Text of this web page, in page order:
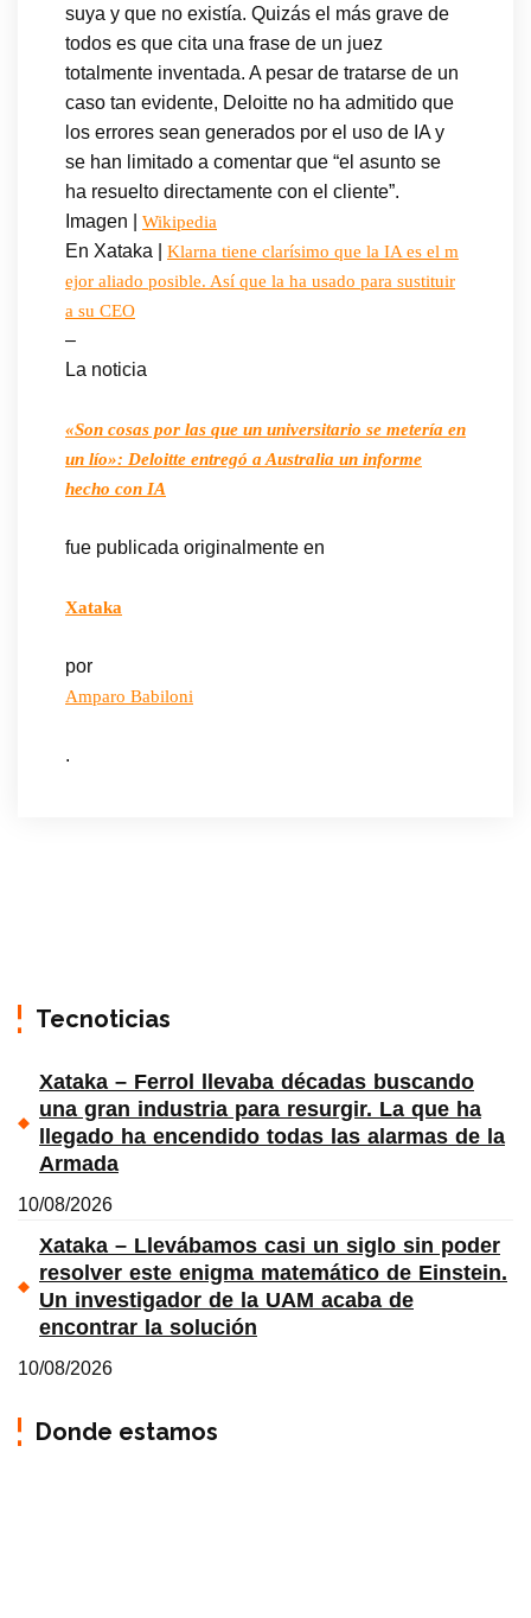
suya y que no existía. Quizás el más grave de
todos es que cita una frase de un juez
totalmente inventada. A pesar de tratarse de un
caso tan evidente, Deloitte no ha admitido que
los errores sean generados por el uso de IA y
se han limitado a comentar que “el asunto se
ha resuelto directamente con el cliente”.
Imagen | Wikipedia
En Xataka | Klarna tiene clarísimo que la IA es el m
ejor aliado posible. Así que la ha usado para sustituir
a su CEO
–
La noticia
«Son cosas por las que un universitario se metería en
un lío»: Deloitte entregó a Australia un informe
hecho con IA
fue publicada originalmente en
Xataka
por
Amparo Babiloni
.
Tecnoticias
Xataka – Ferrol llevaba décadas buscando
una gran industria para resurgir. La que ha
llegado ha encendido todas las alarmas de la
Armada
10/08/2026
Xataka – Llevábamos casi un siglo sin poder
resolver este enigma matemático de Einstein.
Un investigador de la UAM acaba de
encontrar la solución
10/08/2026
Donde estamos